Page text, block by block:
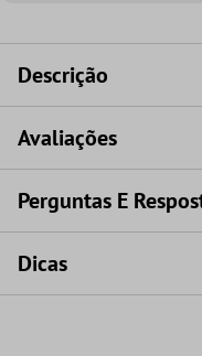
Descrição
Avaliações
Perguntas E
Dicas